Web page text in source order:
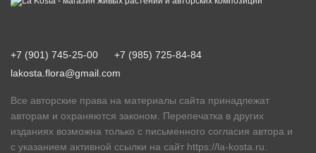
+7 (901) 745-25-00
+7 (985) 725-84-84
lakosta.flora@gmail.com
Все авторские права на материалы сайта принадлежат
авторам и охраняются законом. Перепечатка в других
изданиях возможна только с письменного согласия автора и
с указанием активной ссылки на сайт https://la-kosta.ru